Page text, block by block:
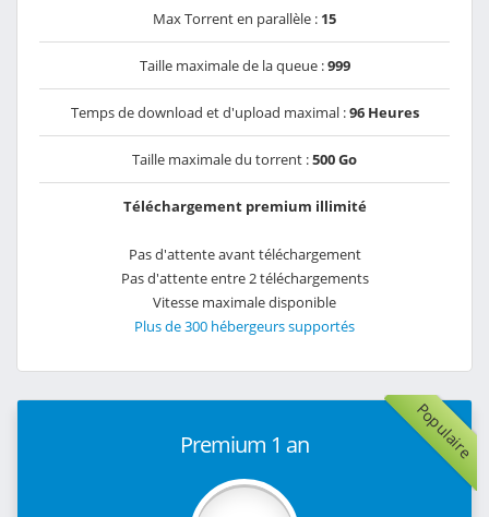
Max Torrent en parallèle : 15
Taille maximale de la queue :999
Temps de download et d'upload maximal :96 Heures
Taille maximale du torrent :500 Go
Téléchargement premium illimité
Pas d'attente avant téléchargement
Pas d'attente entre 2 téléchargements
Vitesse maximale disponible
Plus de 300 hébergeurs supportés
Populaire
Premium 1 an